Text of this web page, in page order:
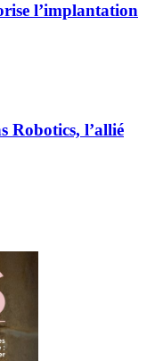
l’implantation
Robotics, l’allié